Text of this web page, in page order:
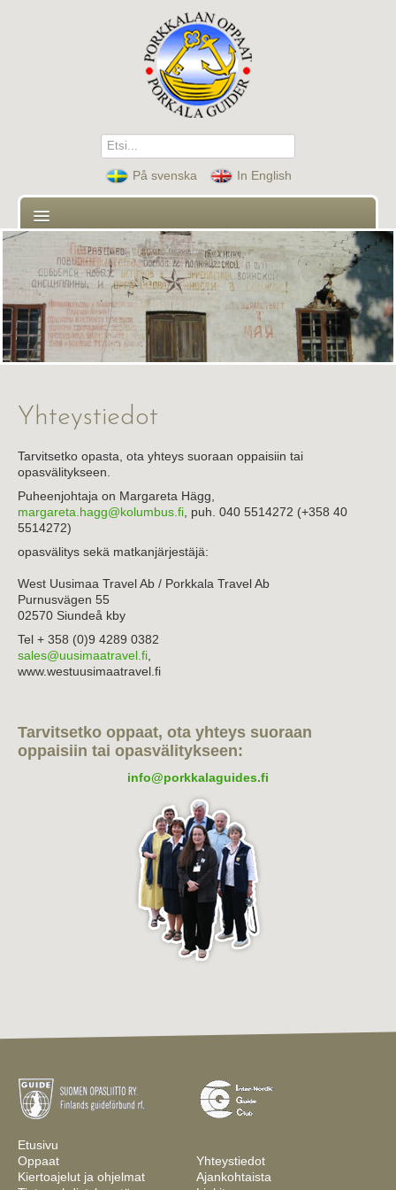
Etsi...
På svenska In English
Etusivu
Oppaat
Yhteystiedot
Kiertoajelut ja ohjelmat
Tietoa yhdistyksestä
Yhteystiedot
Tarvitsetko opasta, ota yhteys suoraan oppaisiin tai
opasvälitykseen.
Puheenjohtaja on Margareta Hägg,
margareta.hagg@kolumbus.fi, puh. 040 5514272 (+358 40
5514272)
opasvälitys sekä matkanjärjestäjä:
West Uusimaa Travel Ab / Porkkala Travel Ab
Purnusvägen 55
02570 Siundeå kby
Tel + 358 (0)9 4289 0382
sales@uusimaatravel.fi,
www.westuusimaatravel.fi
Tarvitsetko oppaat, ota yhteys suoraan
oppaisiin tai opasvälitykseen:
info@porkkalaguides.fi
Etusivu
Oppaat
Yhteystiedot
Kiertoajelut ja ohjelmat
Ajankohtaista